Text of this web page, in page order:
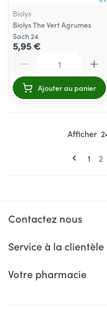
Biolys
Biolys The Vert Agrumes
Sach 24
5,95 €
Ajouter au panier
1 2
Afficher
Contactez nous
Service à la clientèle
Votre pharmacie